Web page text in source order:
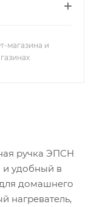
магазина и
ручка ЭПСН
и удобный в
домашнего
нагреватель,